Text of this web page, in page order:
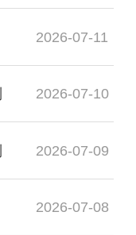
2026-07-11
2026-07-10
2026-07-09
2026-07-08